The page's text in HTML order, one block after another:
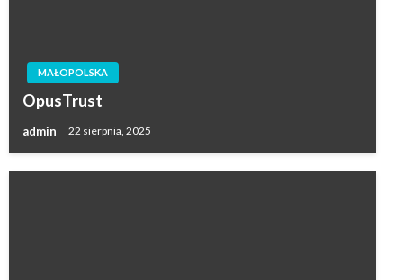
MAŁOPOLSKA
OpusTrust
admin 22 sierpnia, 2025